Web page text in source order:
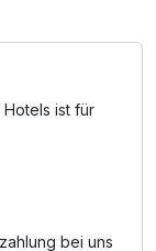
stehen
und
ist für
bei uns